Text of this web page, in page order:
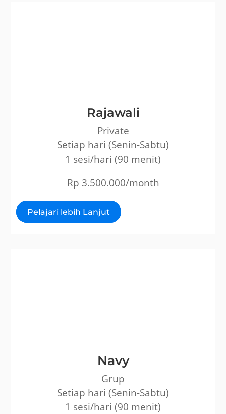
Rajawali
Private
Setiap hari (Senin-Sabtu)
1 sesi/hari (90 menit)
Rp 3.500.000/month
Pelajari lebih Lanjut
Navy
Grup
Setiap hari (Senin-Sabtu)
1 sesi/hari (90 menit)